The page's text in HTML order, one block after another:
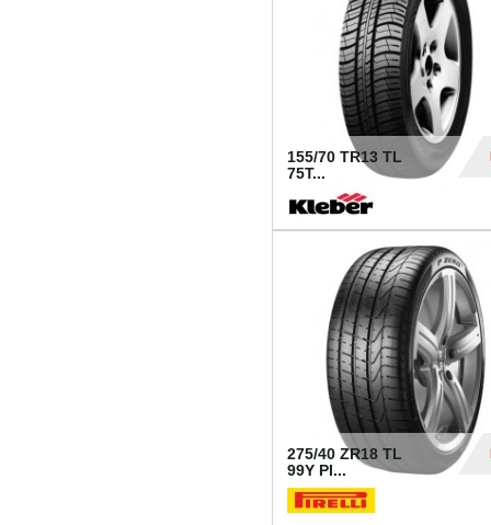
155/70 TR13 TL
75T...
275/40 ZR18 TL
99Y PI...